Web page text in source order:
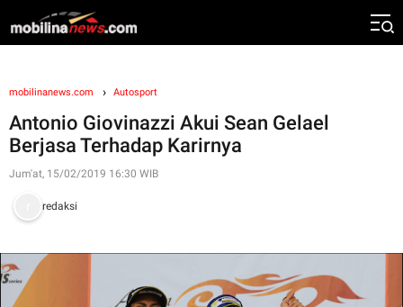
mobilinanews.com Autosport
Antonio Giovinazzi Akui Sean Gelael
Berjasa Terhadap Karirnya
Jum'at, 15/02/2019 16:30 WIB
redaksi